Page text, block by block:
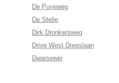
De Puyeweg
De Stelle
Dirk Dronkersweg
Drive West Dreeslaan
Dwarsewei